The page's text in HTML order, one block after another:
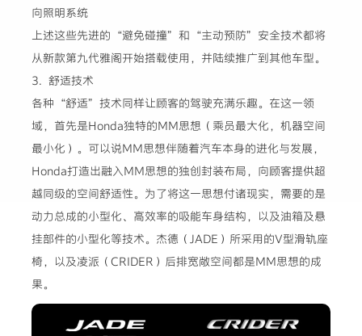
向照明系统
上述这些先进的“避免碰撞”和“主动预防”安全技术都将
从新款第九代雅阁开始搭载使用，并陆续推广到其他车型。
3. 舒适技术
各种“舒适”技术同样让顾客的驾驶充满乐趣。在这一领
域，首先是Honda独特的MM思想（乘员最大化，机器空间
最小化）。可以说MM思想伴随着汽车本身的进化与发展，
Honda打造出融入MM思想的独创封装布局，向顾客提供超
越同级的空间舒适性。为了将这一思想付诸现实，需要的是
动力总成的小型化、高效率的吸能车身结构，以及油箱及悬
挂部件的小型化等技术。杰德（JADE）所采用的V型滑轨座
椅，以及凌派（CRIDER）后排宽敞空间都是MM思想的成
果。